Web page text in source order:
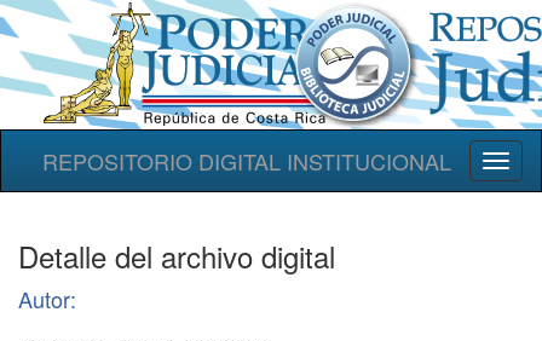
REPOSITORIO DIGITAL INSTITUCIONAL
Detalle del archivo digital
Autor: